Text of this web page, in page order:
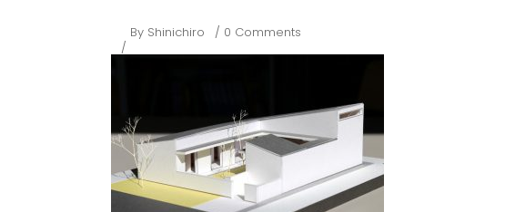
By Shinichiro 0 Comments